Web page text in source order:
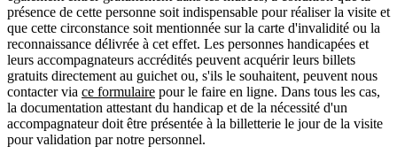
présence de cette personne soit indispensable pour réaliser la visite et
que cette circonstance soit mentionnée sur la carte d'invalidité ou la
reconnaissance délivrée à cet effet. Les personnes handicapées et
leurs accompagnateurs accrédités peuvent acquérir leurs billets
gratuits directement au guichet ou, s'ils le souhaitent, peuvent nous
contacter via ce formulaire pour le faire en ligne. Dans tous les cas,
la documentation attestant du handicap et de la nécessité d'un
accompagnateur doit être présentée à la billetterie le jour de la visite
pour validation par notre personnel.